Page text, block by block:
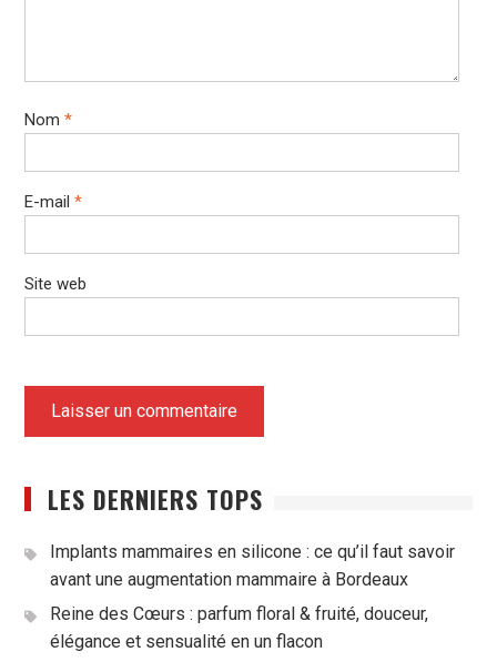
Nom *
E-mail *
Site web
LES DERNIERS TOPS
Implants mammaires en silicone : ce qu’il faut savoir
avant une augmentation mammaire à Bordeaux
Reine des Cœurs : parfum floral & fruité, douceur,
élégance et sensualité en un flacon